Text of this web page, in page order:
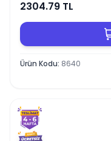
2304.79 TL
Ürün Kodu: 8640